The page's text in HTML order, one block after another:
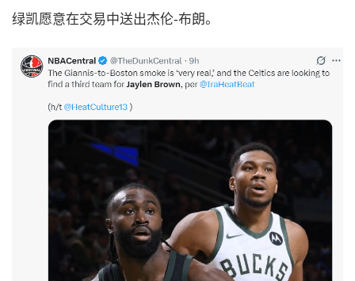
绿凯愿意在交易中送出杰伦-布朗。